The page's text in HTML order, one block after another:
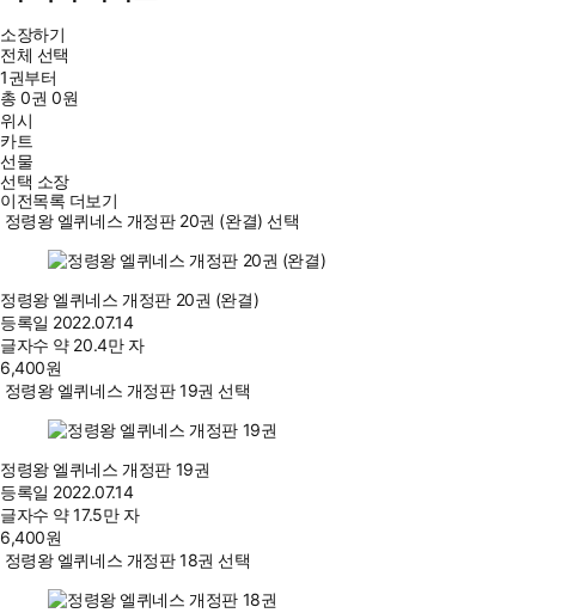
소장하기
전체 선택
1권부터
총0권 0원
위시
카트
선물
선택 소장
이전목록 더보기
정령왕 엘퀴네스 개정판 20권 (완결) 선택
정령왕 엘퀴네스 개정판 20권 (완결)
등록일 2022.07.14
글자수 약 20.4만 자
6,400원
정령왕 엘퀴네스 개정판 19권 선택
정령왕 엘퀴네스 개정판 19권
등록일 2022.07.14
글자수 약 17.5만 자
6,400원
정령왕 엘퀴네스 개정판 18권 선택